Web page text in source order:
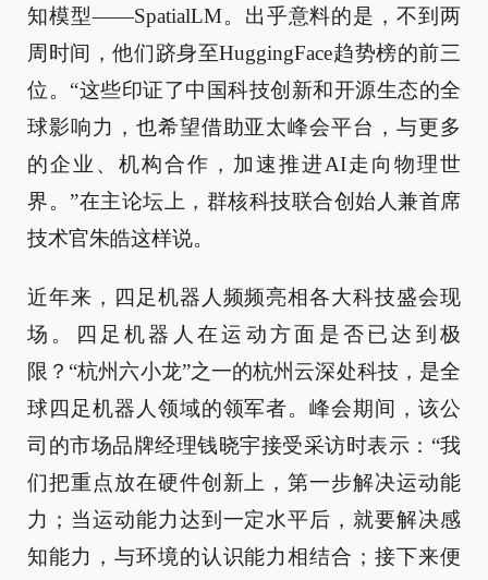
知模型——SpatialLM。出乎意料的是，不到两
周时间，他们跻身至HuggingFace趋势榜的前三
位。“这些印证了中国科技创新和开源生态的全
球影响力，也希望借助亚太峰会平台，与更多
的企业、机构合作，加速推进AI走向物理世
界。 ”在主论坛 上 ，群核科技联合创始人兼首席
技术官朱皓这样说。
近年来 ，四足机器人频频亮相各大科技盛会现
场。四足机器人在运动方面是否已达到极
限？“杭州六小龙”之一的杭州云深处科技 ， 是全
球四足机器人 领域的领军者。峰会期间，该公
司的市场品牌经理钱晓宇接受采访时表示 ： “我
们把重点放在硬件创新上，第一步解决运动能
力 ； 当运动能力达到一定水平后，就要解决感
知能力，与环境的认识能力相结合 ；接下来便